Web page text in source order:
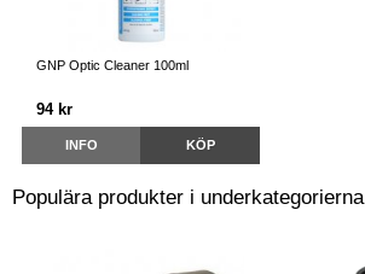
GNP Optic Cleaner 100ml
94 kr
INFO KÖP
Populära produkter i underkategorierna